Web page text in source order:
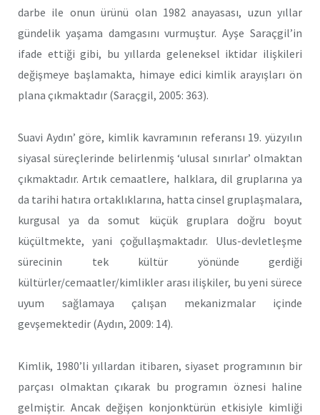
darbe ile onun ürünü olan 1982 anayasası, uzun yıllar
gündelik yaşama damgasını vurmuştur. Ayşe Saraçgil’in
ifade ettiği gibi, bu yıllarda geleneksel iktidar ilişkileri
değişmeye başlamakta, himaye edici kimlik arayışları ön
plana çıkmaktadır (Saraçgil, 2005: 363).
Suavi Aydın’ göre, kimlik kavramının referansı 19. yüzyılın
siyasal süreçlerinde belirlenmiş ‘ulusal sınırlar’ olmaktan
çıkmaktadır. Artık cemaatlere, halklara, dil gruplarına ya
da tarihi hatıra ortaklıklarına, hatta cinsel gruplaşmalara,
kurgusal ya da somut küçük gruplara doğru boyut
küçültmekte, yani çoğullaşmaktadır. Ulus-devletleşme
sürecinin tek kültür yönünde gerdiği
kültürler/cemaatler/kimlikler arası ilişkiler, bu yeni sürece
uyum sağlamaya çalışan mekanizmalar içinde
gevşemektedir (Aydın, 2009: 14).
Kimlik, 1980’li yıllardan itibaren, siyaset programının bir
parçası olmaktan çıkarak bu programın öznesi haline
gelmiştir. Ancak değişen konjonktürün etkisiyle kimliği